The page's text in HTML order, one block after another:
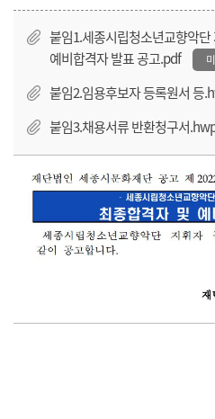
붙임1.세종시립청소년교향악
예비합격자 발표 공고.pdf
붙임2.임용후보자 등록원서 등
붙임3.채용서류 반환청구서